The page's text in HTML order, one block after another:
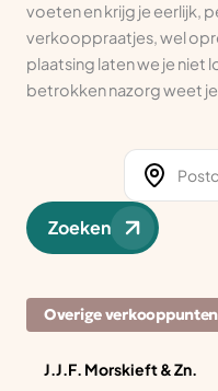
voeten en krijg je eerlijk,
verkooppraatjes, wel
plaatsing laten we je niet
betrokken nazorg weet
Zoeken
Overige verkooppunten
J.J.F. Morskieft & Zn.